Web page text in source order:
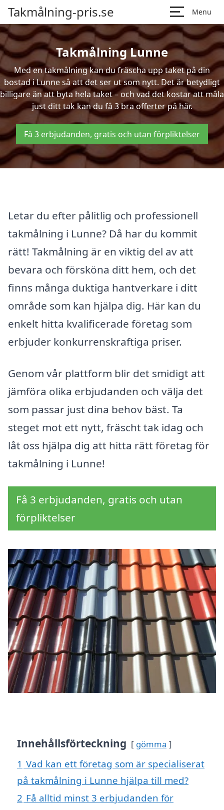
Takmålning-pris.se Menu
Takmålning Lunne
Med en takmålning kan du fräscha upp taket på din
bostad i Lunne så att det ser ut som nytt. Det är betydligt
billigare än att byta hela taket – och vad det kostar att måla
just ditt tak kan du få 3 bra offerter på här.
Få 3 erbjudanden, gratis och utan förpliktelser
Letar du efter pålitlig och professionell
takmålning i Lunne? Då har du kommit
rätt! Takmålning är en viktig del av att
bevara och försköna ditt hem, och det
finns många duktiga hantverkare i ditt
område som kan hjälpa dig. Här kan du
enkelt hitta kvalificerade företag som
erbjuder konkurrenskraftiga priser.
Genom vår plattform blir det smidigt att
jämföra olika erbjudanden och välja det
som passar just dina behov bäst. Ta
steget mot ett nytt, fräscht tak idag och
låt oss hjälpa dig att hitta rätt företag för
takmålning i Lunne!
Få 3 erbjudanden, gratis och utan
förpliktelser
Innehållsförteckning gömma
1 Vad kan ett företag som är specialiserat
på takmålning i Lunne hjälpa till med?
2 Få alltid minst 3 erbjudanden för